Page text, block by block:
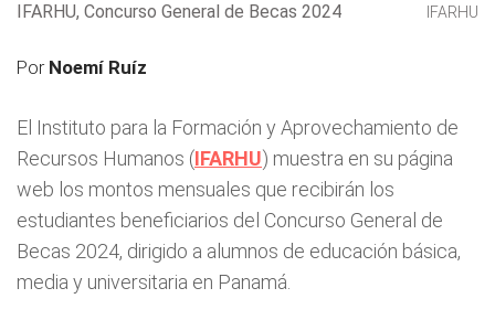
IFARHU, Concurso General de Becas 2024 IFARHU
Por Noemí Ruíz
El Instituto para la Formación y Aprovechamiento de
Recursos Humanos (IFARHU) muestra en su página
web los montos mensuales que recibirán los
estudiantes beneficiarios del Concurso General de
Becas 2024, dirigido a alumnos de educación básica,
media y universitaria en Panamá.